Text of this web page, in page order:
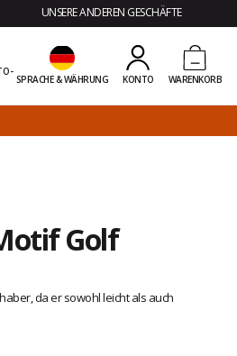
UNSERE ANDEREN GESCHÄFTE
SPRACHE & WÄHRUNG KONTO WARENKORB
Golf
da er sowohl leicht als auch